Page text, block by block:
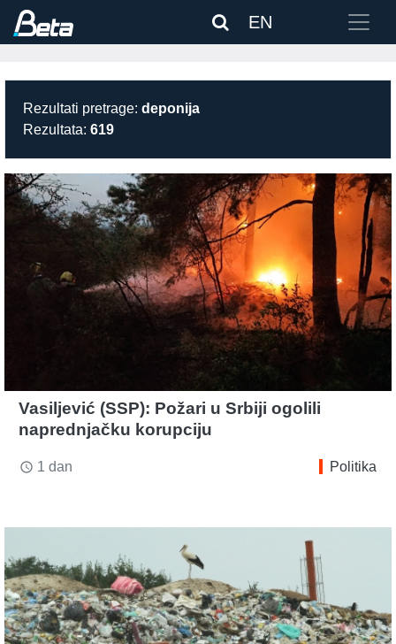
EN
Rezultati pretrage: deponija
Rezultata: 619
Vasiljević (SSP): Požari u Srbiji ogolili
naprednjačku korupciju
access_time 1 dan Politika